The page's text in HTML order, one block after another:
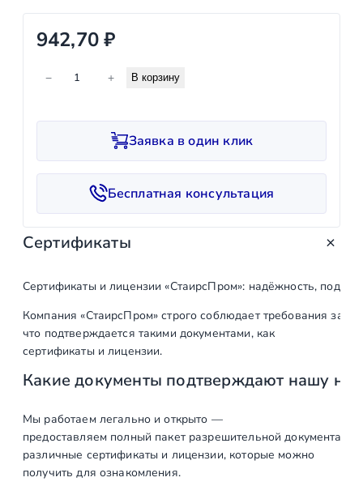
942,70₽
е
в
о
о
а
р
а
Н
к
о
н
е
− + В корзину
Заявка в один клик
Бесплатная консультация
Сертификаты
Сертификаты и лицензии «СтаирсПром»: надёжность,
Компания «СтаирсПром» строго соблюдает требования
что подтверждается такими документами, как
сертификаты и лицензии.
Какие документы подтверждают нашу
Мы работаем легально и открыто —
предоставляем полный пакет разрешительной
различные сертификаты и лицензии, которые можно
получить для ознакомления.